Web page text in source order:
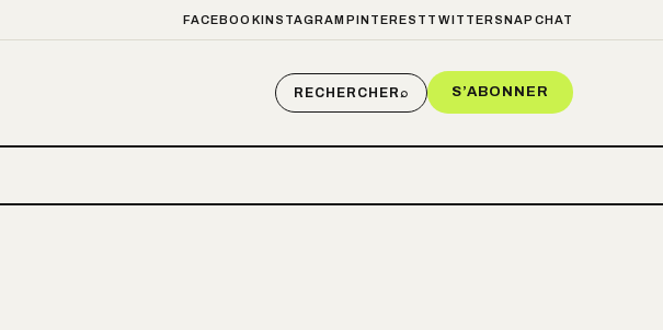
FACEBOOKINSTAGRAM PINTEREST TWITTER SNAPCHAT
RECHERCHER⌕ S’ABONNER